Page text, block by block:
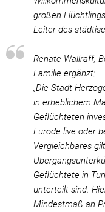
großen
Leiter des
Renate Wallraff,
Familie ergänzt:
„Die Stadt
in erheblichem
Geflüchteten
Eurode live oder
Vergleichbares
Geflüchtete in
unterteilt sind.
Mindestmaß an